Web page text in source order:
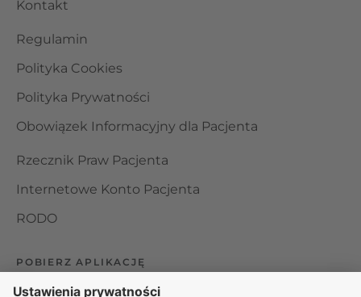
Kontakt
Regulamin
Polityka Cookies
Polityka Prywatności
Obowiązek Informacyjny dla Pacjenta
Rzecznik Praw Pacjenta
Internetowe Konto Pacjenta
RODO
POBIERZ APLIKACJĘ